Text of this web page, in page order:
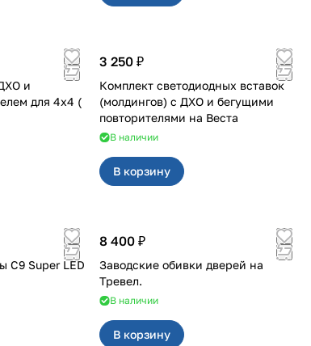
и
для 4x4 (
3 250 ₽
Комплект светодиодных вставок
(молдингов) с ДХО и бегущими
повторителями на Веста
В наличии
В корзину
C9 Super LED
8 400 ₽
Заводские обивки дверей на
Тревел.
В наличии
В корзину